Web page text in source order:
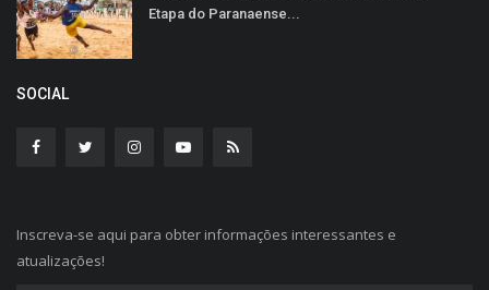
Etapa do Paranaense...
SOCIAL
Inscreva-se aqui para obter informações interessantes e
atualizações!